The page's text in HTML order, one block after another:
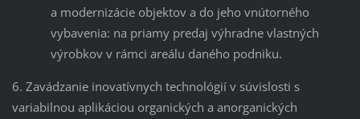
a modernizácie objektov a do jeho vnútorného
vybavenia: na priamy predaj výhradne vlastných
výrobkov v rámci areálu daného podniku.
6. Zavádzanie inovatívnych technológií v súvislosti s
variabilnou aplikáciou organických a anorganických